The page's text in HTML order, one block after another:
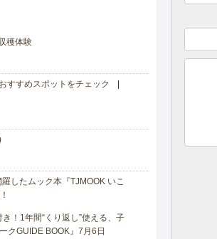
穫体験
すすめスポットをチェック
したムック本『TJMOOK いこ
！1年間“くり返し”使える、子
クGUIDE BOOK』7月6日